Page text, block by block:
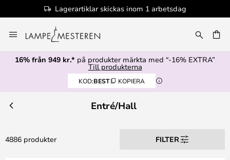
100+ designervarumärken
till
innehållet
16% från 949 kr.* på produkter märkta med “-16% EXTRA”
Till produkterna
KOD:BEST KOPIERA
Entré/Hall
4886 produkter FILTER